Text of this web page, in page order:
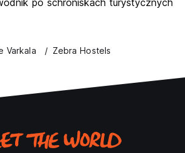
po schroniskach turystycznych
Varkala Zebra Hostels